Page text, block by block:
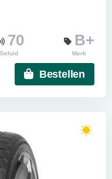
70
Geluid
B+
Merk
Bestellen